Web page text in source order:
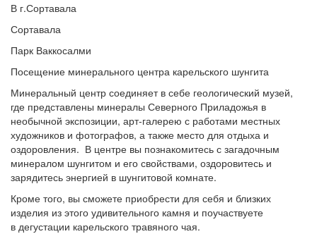
В г.Сортавала
Сортавала
Парк Ваккосалми
Посещение минерального центра карельского шунгита
Минеральный центр соединяет в себе геологический музей,
где представлены минералы Северного Приладожья в
необычной экспозиции, арт-галерею с работами местных
художников и фотографов, а также место для отдыха и
оздоровления. В центре вы познакомитесь с загадочным
минералом шунгитом и его свойствами, оздоровитесь и
зарядитесь энергией в шунгитовой комнате.
Кроме того, вы сможете приобрести для себя и близких
изделия из этого удивительного камня и поучаствуете
в дегустации карельского травяного чая.